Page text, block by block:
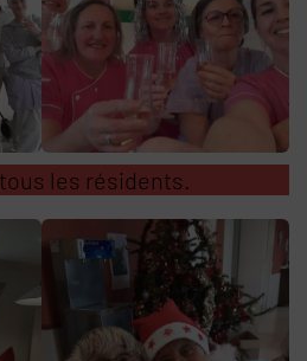
les résidents.